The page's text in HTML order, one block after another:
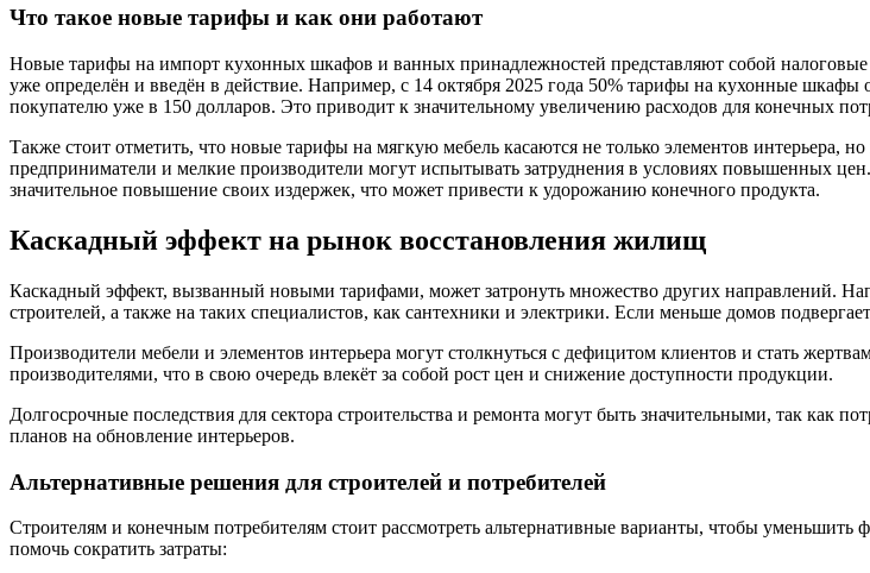
Что такое новые тарифы и как они работают
Новые тарифы на импорт кухонных шкафов и ванных принадлежностей представляют собой
уже определён и введён в действие. Например, с 14 октября 2025 года 50% тарифы на кухонные шкафы
покупателю уже в 150 долларов. Это приводит к значительному увеличению расходов для конечных
Также стоит отметить, что новые тарифы на мягкую мебель касаются не только элементов
предприниматели и мелкие производители могут испытывать затруднения в условиях повышенных
значительное повышение своих издержек, что может привести к удорожанию конечного продукта.
Каскадный эффект на рынок восстановления жилищ
Каскадный эффект, вызванный новыми тарифами, может затронуть множество других направлений.
строителей, а также на таких специалистов, как сантехники и электрики. Если меньше домов
Производители мебели и элементов интерьера могут столкнуться с дефицитом клиентов и стать
производителями, что в свою очередь влекёт за собой рост цен и снижение доступности продукции.
Долгосрочные последствия для сектора строительства и ремонта могут быть значительными, так как
планов на обновление интерьеров.
Альтернативные решения для строителей и потребителей
Строителям и конечным потребителям стоит рассмотреть альтернативные варианты, чтобы
помочь сократить затраты: